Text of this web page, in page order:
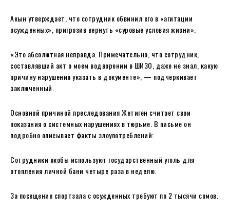
Акын утверждает, что сотрудник обвинил его в «агитации
осужденных», пригрозив вернуть «суровые условия жизни».
«Это абсолютная неправда. Примечательно, что сотрудник,
составлявший акт о моем водворении в ШИЗО, даже не знал, какую
причину нарушения указать в документе», — подчеркивает
заключенный.
Основной причиной преследования Жетиген считает свои
показания о системных нарушениях в тюрьме. В письме он
подробно описывает факты злоупотреблений:
Сотрудники якобы используют государственный уголь для
отопления личной бани четыре раза в неделю.
За посещение спортзала с осужденных требуют по 2 тысячи сомов.